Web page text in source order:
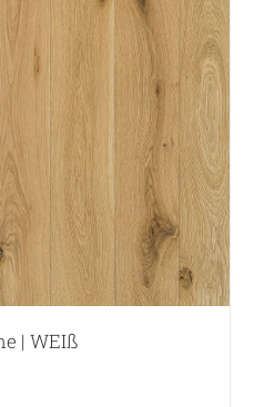
| WEIß